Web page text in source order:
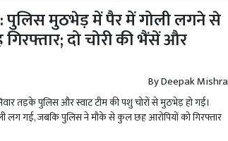
मुठभेड़ में पैर में गोली लगने से
दो चोरी की भैंसें और
ByDeepak Mishra
तड़के पुलिस और स्वाट टीम की पशु चोरों से मुठभेड़ हो गई।
लग गई, जबकि पुलिस ने मौके से कुल छह आरोपियों को गिरफ्तार